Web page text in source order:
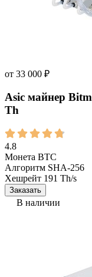
от 33 000 ₽
Asic майнер
Th
4.8
Монета BTC
Алгоритм SHA-256
Хешрейт 191 Th/s
Заказать
В наличии